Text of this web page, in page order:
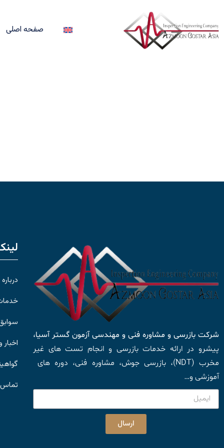
صفحه اصلی
شرکت بازرسی و مشاوره فنی و مهندسی آزمون گستر آسیا،
پیشرو در ارائه خدمات بازرسی و انجام تست های غیر
مخرب (NDT)، بازرسی جوش، مشاوره فنی، دوره های
آموزشی و…
ارسال
تماس